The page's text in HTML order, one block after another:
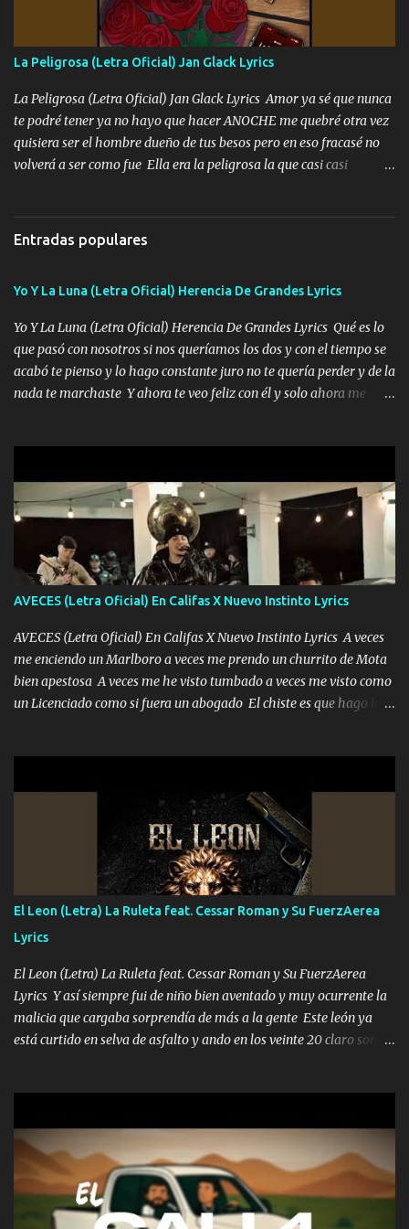
Ando en la colonia bien acelerado traigo un M2 que nunca me ha
fallado para mi compadre mandó un fuerte abrazo también al
Especial sabe que lo apreciamos En los mejores antros me verán
tomando con mujeres hermosas y botellas destapando siempre
bien cuidado bien atrabancado y a los que me conocen ya saben de
lo que hablo Entre lob...
La Peligrosa (Letra Oficial) Jan Glack Lyrics
La Peligrosa (Letra Oficial) Jan Glack Lyrics Amor ya sé que nunca
te podré tener ya no hayo que hacer ANOCHE me quebré otra vez
quisiera ser el hombre dueño de tus besos pero en eso fracasé no
volverá a ser como fue Ella era la peligrosa la que casi casi
años solo pienso en ti mami no me crees se que no me crees
Música Amar me duele estoy rodeado de mujeres pero solo
pasión en la troca tus labios besándome yo quitándote la ropa no
quiero que sea nunca con otra yo quiero llevarte a la Luna y si
quieres en ese momento te pido que seas mi esposa Chingada
madre no quiero dejar de tenerte no ayuda la p'uta loquera y al
chile quisiera ser menos de ti dependiente la pinche tristeza me
encierra princesa tu sabes que nunca saldras de mi mente Ella era
Entradas populares
Yo Y La Luna (Letra Oficial) Herencia De Grandes Lyrics
Yo Y La Luna (Letra Oficial) Herencia De Grandes Lyrics Qué es lo
que pasó con nosotros si nos queríamos los dos y con el tiempo se
acabó te pienso y lo hago constante juro no te quería perder y de la
nada te marchaste Y ahora te veo feliz con él y solo ahora me
pero eso ya no va a pasar me perderé en la soledad Porque me
mirabas bonito si yo no fui el final feliz el final fue triste pa mí Y
duele no tenerte aquí sabiendo que moría por ti yo y la luna
cantamos y por ti nos embriagamos Quién sabe qué será de mí si
contigo fui muy feliz a lo mejor no lloró pero muy en el fondo te
adoro
AVECES (Letra Oficial) En Califas X Nuevo Instinto Lyrics
AVECES (Letra Oficial) En Califas X Nuevo Instinto Lyrics A veces
me enciendo un Marlboro a veces me prendo un churrito de Mota
bien apestosa A veces me he visto tumbado a veces me visto como
un Licenciado como si fuera un abogado El chiste es que hago lo
corriente no quieren verte subir de level trucha mis plebes Música
A veces me pongo un sombrero a veces me ven la cachucha de lado
con la mirada siempre en alto A veces me fajó una super o a veces
me fajó una Glock siempre armado todas las generaciones yo
traigo El chiste es que hago lo que quiero pues así soy me mandó
yo tengo el control a todos yo les paro el dedo soy hocicon un
malcriado un malandrón Que Les importa no saben nada falsas
las risas las que me miran hay gente corriente no quieren ve...
El Leon (Letra) La Ruleta feat. Cessar Roman y Su FuerzAerea
Lyrics
El Leon (Letra) La Ruleta feat. Cessar Roman y Su FuerzAerea
Lyrics Y así siempre fui de niño bien aventado y muy ocurrente la
malicia que cargaba sorprendía de más a la gente Este león ya
está curtido en selva de asfalto y ando en los veinte 20 claro son
pa más pues hay charola les voy a dar hasta topar pues no hay de
otra Música Surcando bien mi camino voy por mi línea no veo a
los lados aquel que no corre vuela no se me duerm voy chicoteado
Ya pasé varias hazañas ya tienen rato que me agarran el colmillo
de este León los estatales no sé esperaron Al tiro esta la PrimiZa